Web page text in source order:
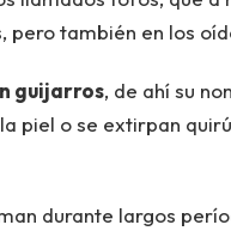
también en los
guijarros, de ahí su
piel o se extirpan
durante largos